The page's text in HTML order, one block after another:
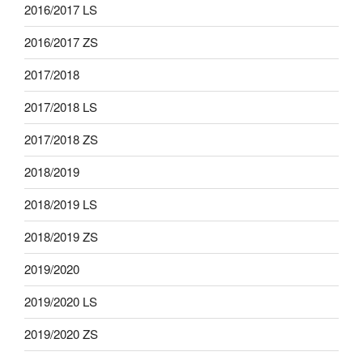
2016/2017 LS
2016/2017 ZS
2017/2018
2017/2018 LS
2017/2018 ZS
2018/2019
2018/2019 LS
2018/2019 ZS
2019/2020
2019/2020 LS
2019/2020 ZS